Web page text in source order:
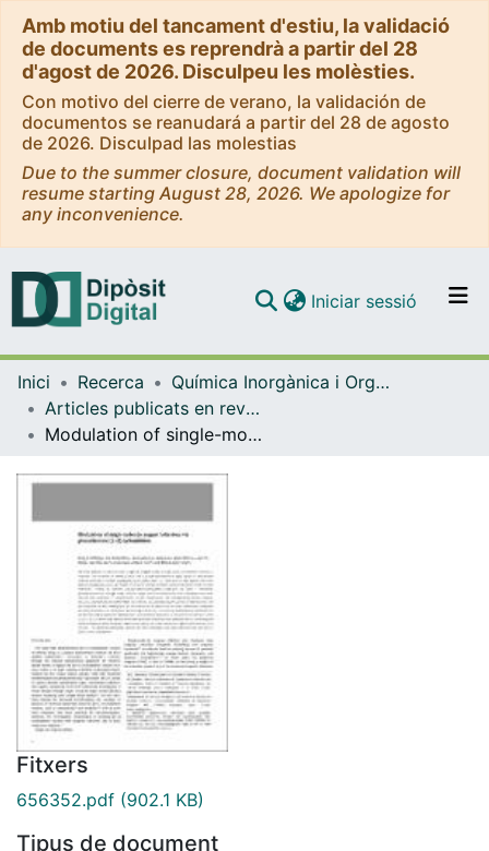
Amb motiu del tancament d'estiu, la validació
de documents es reprendrà a partir del 28
d'agost de 2026. Disculpeu les molèsties.
Con motivo del cierre de verano, la validación de
documentos se reanudará a partir del 28 de agosto
de 2026. Disculpad las molestias
Due to the summer closure, document validation will
resume starting August 28, 2026. We apologize for
any inconvenience.
Navega per tot el DD
Iniciar sessió (current)
Inici Recerca
Química Inorgànica i Orgànica
Articles publicats en revistes (Química Inorgànica i Orgànica)
Modulation of single-molecule magnet behaviour via photochemical [2+2] cycloaddition
Fitxers
656352.pdf (902.1 KB)
Tipus de document